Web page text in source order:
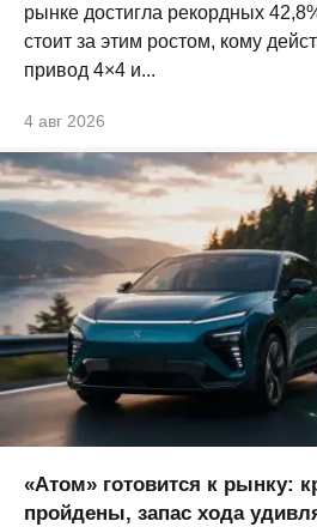
рынке достигла рекордных
стоит за этим ростом, кому
привод 4×4 и...
4 авг 2026
«Атом» готовится к рынку:
пройдены, запас хода